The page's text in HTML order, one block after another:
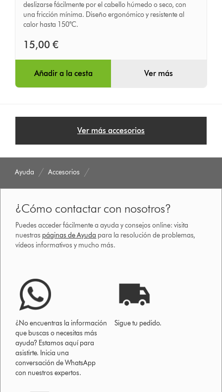
deslizarse fácilmente por el cabello húmedo o seco, con
una fricción mínima. Diseño ergonómico y resistente al
calor hasta 150°C.
15,00 €
Añadir a la cesta Ver más
Ver más accesorios
Ayuda Accesorios
¿Cómo contactar con nosotros?
Puedes acceder fácilmente a ayuda y consejos online: visita
nuestras páginas de Ayuda para la resolución de problemas,
vídeos informativos y mucho más.
¿No encuentras la información
que buscas o necesitas más
ayuda? Estamos aquí para
asistirte. Inicia una
conversación de WhatsApp
con nuestros expertos.
Sigue tu pedido.